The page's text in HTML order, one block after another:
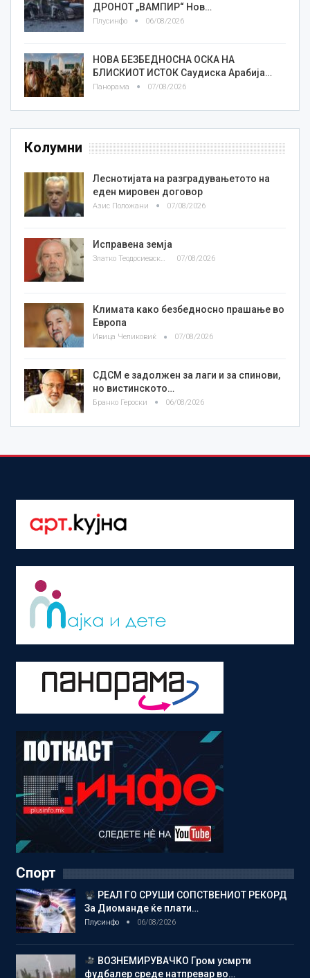
ДРОНОТ „ВАМПИР“ Нов…
Плусинфо 06/08/2026
НОВА БЕЗБЕДНОСНА ОСКА НА
БЛИСКИОТ ИСТОК Саудиска Арабија…
Панорама 07/08/2026
Колумни
Леснотијата на разградувањетото на
еден мировен договор
Азис Положани 07/08/2026
Исправена земја
Златко Теодосиевски 07/08/2026
Климата како безбедносно прашање во
Европа
Ивица Челиковиќ 07/08/2026
СДСМ е задолжен за лаги и за спинови,
но вистинското…
Бранко Героски 06/08/2026
Спорт
РЕАЛ ГО СРУШИ СОПСТВЕНИОТ РЕКОРД
За Диоманде ќе плати…
Плусинфо 06/08/2026
ВОЗНЕМИРУВАЧКО Гром усмрти
фудбалер среде натпревар во…